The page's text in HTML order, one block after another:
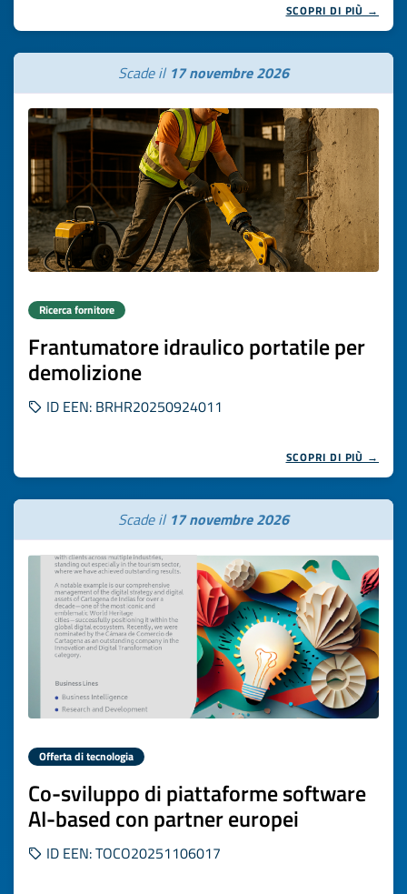
SCOPRI DI PIÙ →
Scade il 17 novembre 2026
Ricerca fornitore
Frantumatore idraulico portatile per
demolizione
ID EEN: BRHR20250924011
SCOPRI DI PIÙ →
Scade il 17 novembre 2026
Offerta di tecnologia
Co-sviluppo di piattaforme software
AI-based con partner europei
ID EEN: TOCO20251106017